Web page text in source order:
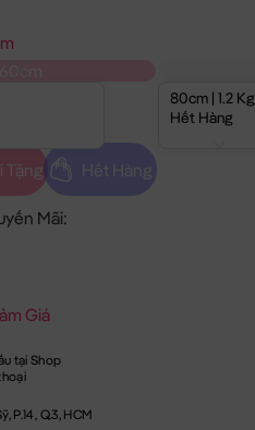
80cm | 1.2 Kg
Hết Hàng
Tặng Hết Hàng
Mãi:
Giá
tại Shop
P.14, Q.3, HCM